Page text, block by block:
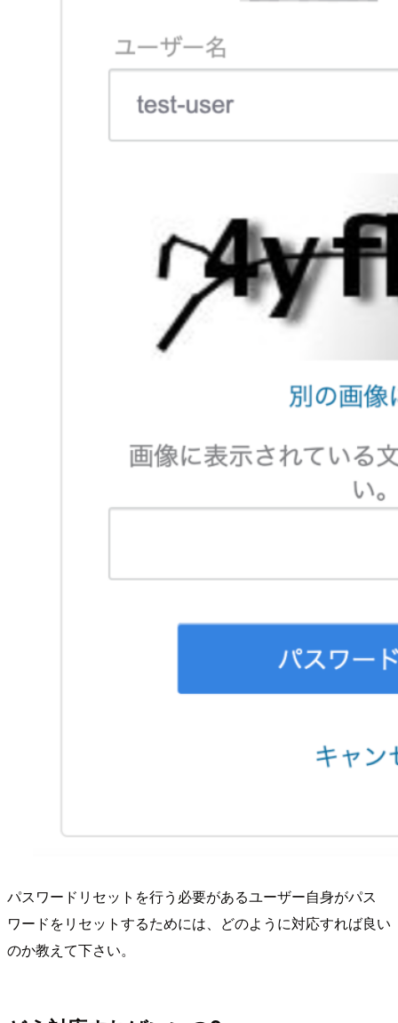
パスワードリセットを行う必要があるユーザー自身がパス
ワードをリセットするためには、どのように対応すれば良い
のか教えて下さい。